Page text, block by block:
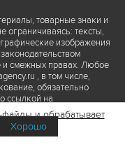
товарные знаки и
ограничиваясь: тексты,
изображения
и смежных правах. Любое
, в том числе,
обязательно
ссылкой на
гиперссылкой на сайт
Переработка
и обрабатывает
Хорошо